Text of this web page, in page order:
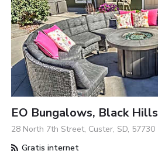
EO Bungalows, Black Hills
28 North 7th Street, Custer, SD, 57730
Gratis internet